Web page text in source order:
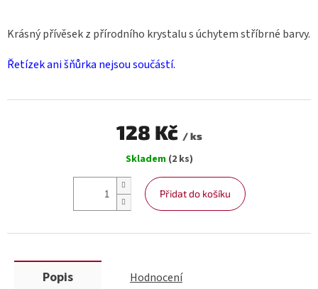
Krásný přívěsek z přírodního krystalu s úchytem stříbrné barvy.
Řetízek ani šňůrka nejsou součástí.
128 Kč / ks
cena:
Skladem (2 ks)
Přidat do košíku
Popis Hodnocení